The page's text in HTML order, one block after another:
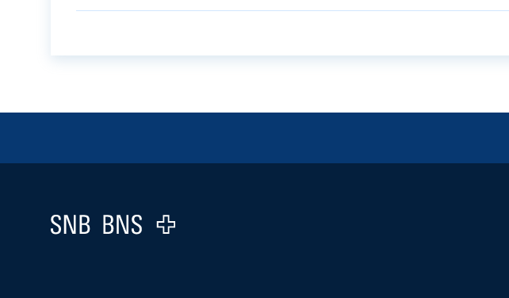
Logo